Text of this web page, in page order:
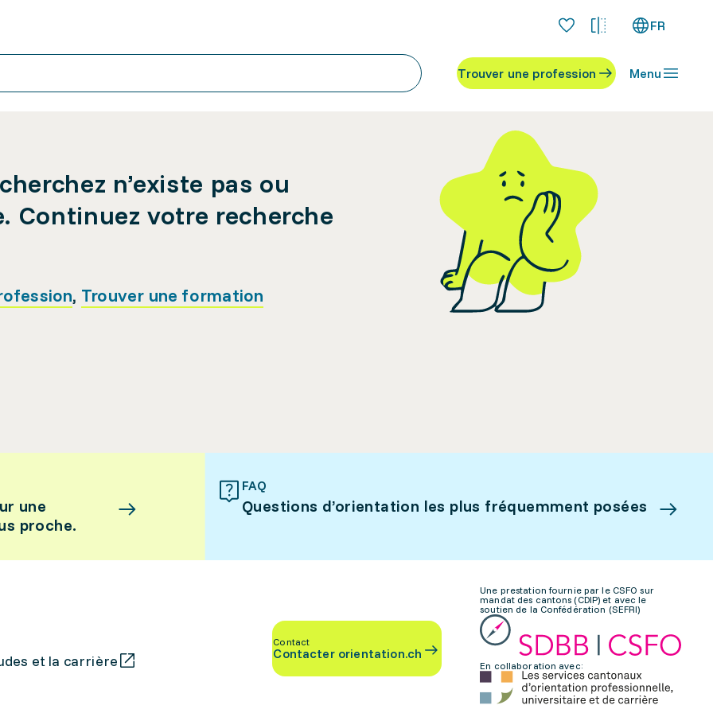
FR
Trouver une profession Menu
n’existe pas ou
Continuez votre recherche
, Trouver une formation
une
proche.
FAQ
Questions d’orientation les plus fréquemment posées
et la carrière
Contact
Contacter orientation.ch
Une prestation fournie par le CSFO sur
mandat des cantons (CDIP) et avec le
soutien de la Confédération (SEFRI)
En collaboration avec: